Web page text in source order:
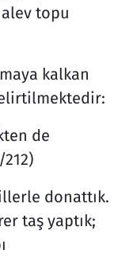
topu
kalkan
de
donattık.
taş yaptık;